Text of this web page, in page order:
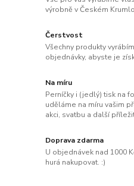
výrobně v Českém
Čerstvost
Všechny produkty
objednávky, abyste je
Na míru
Perníčky i (jedlý) tisk na
uděláme na míru vašim
akci, svatbu a další
Doprava zdarma
U objednávek nad 1000
hurá nakupovat. :)